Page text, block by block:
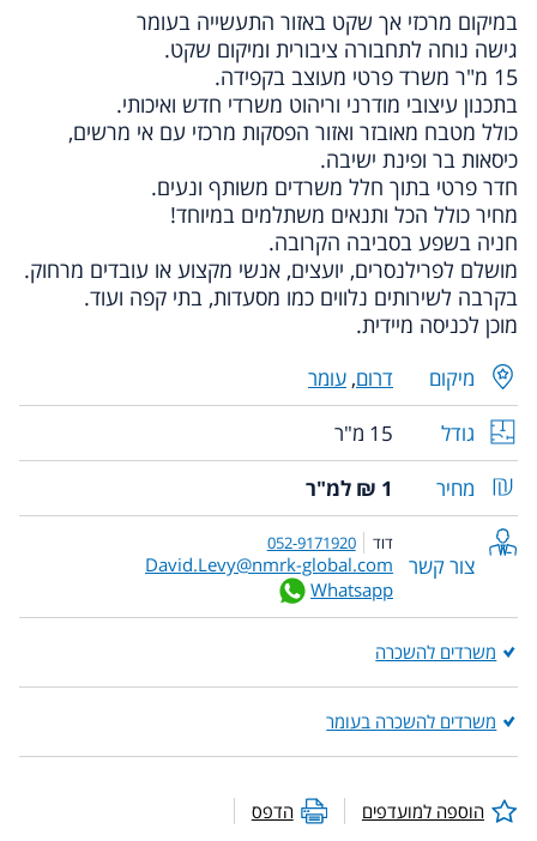
במיקום מרכזי אך שקט באזור התעשייה בעומר
גישה נוחה לתחבורה ציבורית ומיקום שקט.
15 מ"ר משרד פרטי מעוצב בקפידה.
בתכנון עיצובי מודרני וריהוט משרדי חדש ואיכותי.
כולל מטבח מאובזר ואזור הפסקות מרכזי עם אי מרשים,
כיסאות בר ופינת ישיבה.
חדר פרטי בתוך חלל משרדים משותף ונעים.
מחיר כולל הכל ותנאים משתלמים במיוחד!
חניה בשפע בסביבה הקרובה.
מושלם לפרילנסרים, יועצים, אנשי מקצוע או עובדים מרחוק.
בקרבה לשירותים נלווים כמו מסעדות, בתי קפה ועוד.
מוכן לכניסה מיידית.
מיקום דרום, עומר
גודל
15 מ"ר
מחיר
1 ₪ למ"ר
צור קשר
דוד 052-9171920
David.Levy@nmrk-global.com
Whatsapp
משרדים להשכרה
משרדים להשכרה בעומר
הוספה למועדפים הדפס